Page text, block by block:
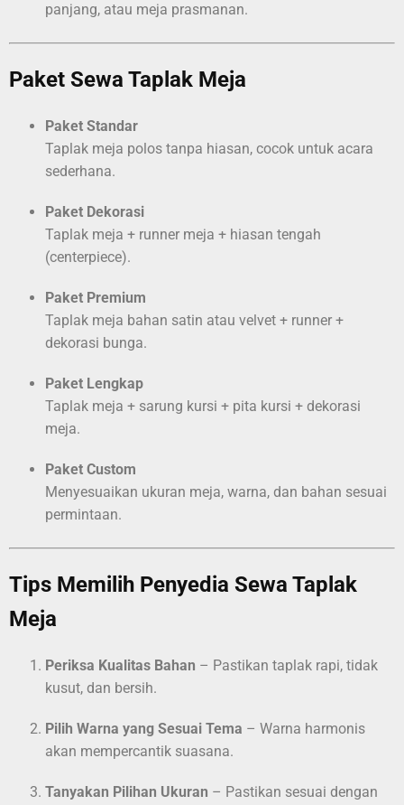
panjang, atau meja prasmanan.
Paket Sewa Taplak Meja
Paket Standar
Taplak meja polos tanpa hiasan, cocok untuk acara
sederhana.
Paket Dekorasi
Taplak meja + runner meja + hiasan tengah
(centerpiece).
Paket Premium
Taplak meja bahan satin atau velvet + runner +
dekorasi bunga.
Paket Lengkap
Taplak meja + sarung kursi + pita kursi + dekorasi
meja.
Paket Custom
Menyesuaikan ukuran meja, warna, dan bahan sesuai
permintaan.
Tips Memilih Penyedia Sewa Taplak
Meja
Periksa Kualitas Bahan – Pastikan taplak rapi, tidak
kusut, dan bersih.
Pilih Warna yang Sesuai Tema – Warna harmonis
akan mempercantik suasana.
Tanyakan Pilihan Ukuran – Pastikan sesuai dengan